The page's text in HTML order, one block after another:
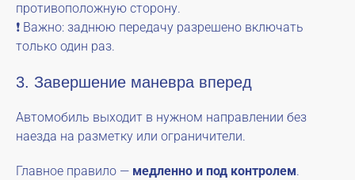
противоположную сторону.
❗ Важно: заднюю передачу разрешено включать
только один раз.
3. Завершение маневра вперед
Автомобиль выходит в нужном направлении без
наезда на разметку или ограничители.
Главное правило — медленно и под контролем.